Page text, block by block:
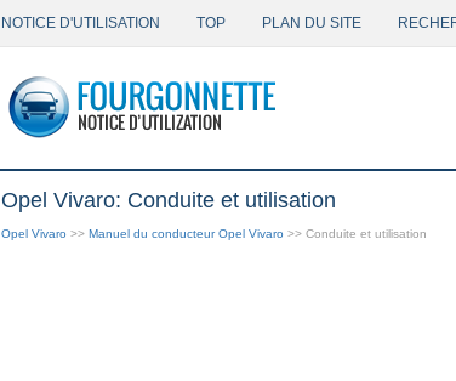
NOTICE D'UTILISATION TOP PLAN DU SITE
Opel Vivaro: Conduite et utilisation
Opel Vivaro >> Manuel du conducteur Opel Vivaro >> Conduite et utilisation